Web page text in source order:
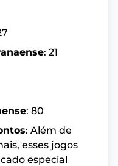
: 21
: 80
: Além de
esses jogos
especial